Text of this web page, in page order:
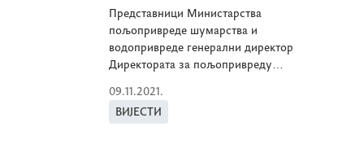
Представници Министарства
пољопривреде шумарства и
водопривреде генерални директор
Директората за пољопривреду
Дирекције за
09.11.2021.
ВИЈЕСТИ